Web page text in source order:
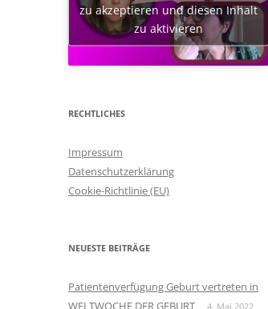
zu akzeptieren und diesen Inhalt
zu aktivieren
RECHTLICHES
Impressum
Datenschutzerklärung
Cookie-Richtlinie (EU)
NEUESTE BEITRÄGE
Patientenverfügung Geburt vertreten in
WELTWOCHE DER GEBURT
4. Mai 2022